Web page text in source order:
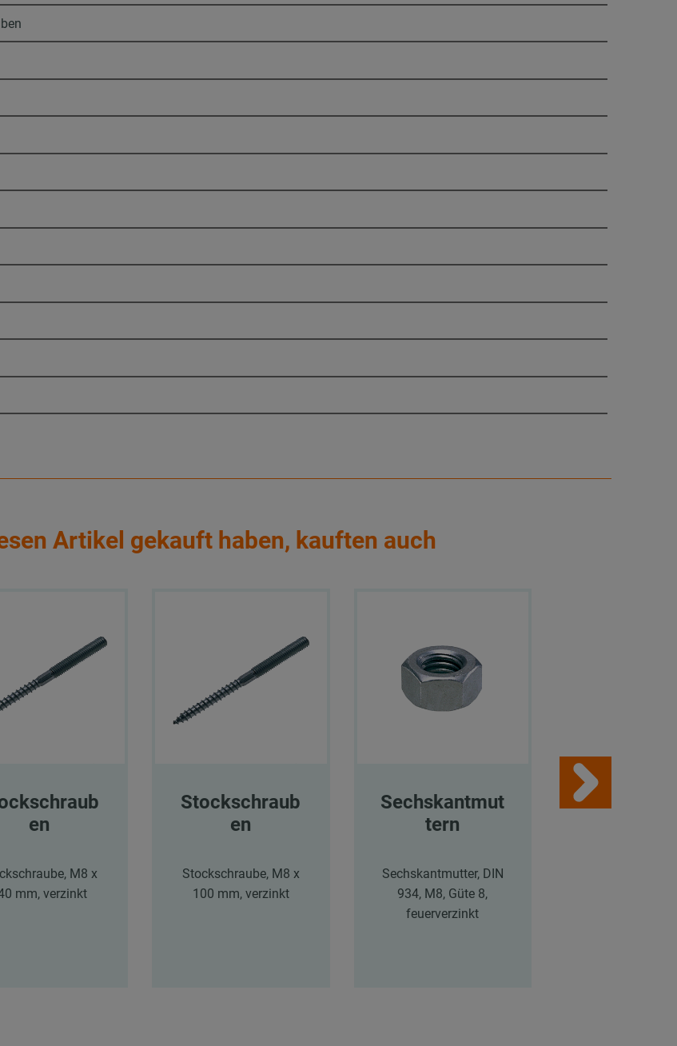
Artikel gekauft haben, kauften auch
en
M8 x
mm, verzinkt
Stockschraub
en
Stockschraube, M8 x
100 mm, verzinkt
Sechskantmut
tern
Sechskantmutter, DIN
934, M8, Güte 8,
feuerverzinkt